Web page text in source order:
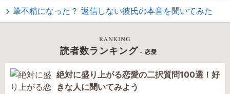
筆不精になった？ 返信しない彼氏の本音を聞いてみた
RANKING
読者数ランキング - 恋愛
絶対に盛り上がる恋愛の二択質問100選！好
きな人に聞いてみよう